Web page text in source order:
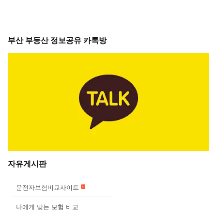
부산 부동산 정보공유 카톡방
자유게시판
운전자보험비교사이트
나에게 맞는 보험 비교